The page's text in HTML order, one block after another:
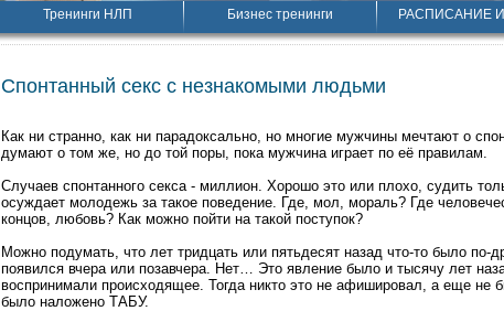
Тренинги НЛП Бизнес тренинги РАСПИСАНИЕ
Спонтанный секс с незнакомыми людьми
Как ни странно, как ни парадоксально, но многие мужчины мечтают о
думают о том же, но до той поры, пока мужчина играет по её правилам.
Случаев спонтанного секса - миллион. Хорошо это или плохо, судить
осуждает молодежь за такое поведение. Где, мол, мораль? Где
концов, любовь? Как можно пойти на такой поступок?
Можно подумать, что лет тридцать или пятьдесят назад что-то было по-
появился вчера или позавчера. Нет… Это явление было и тысячу лет
воспринимали происходящее. Тогда никто это не афишировал, а еще не
было наложено ТАБУ.